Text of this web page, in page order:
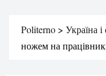
Politerno > Україна і
ножем на